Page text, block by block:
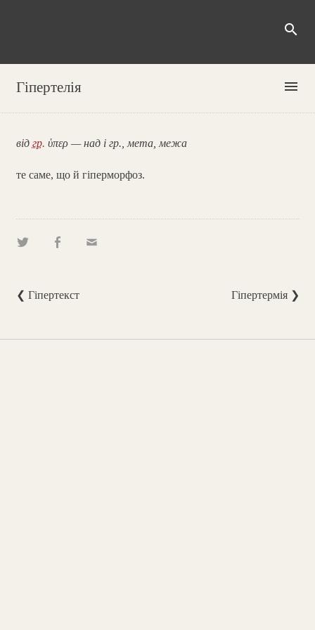
search
Гіпертелія menu
від гр. ὑπερ — над і гр., мета, межа
те саме, що й гіперморфоз.
❮ Гіпертекст Гіпертермія ❯